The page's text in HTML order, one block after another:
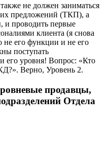
не должен заниматься
предложений (ТКП), а
и проводить первые
клиента (я снова
его функции и не его
поступать
его уровня! Вопрос: «Кто
Верно, Уровень 2.
продавцы,
Отдела